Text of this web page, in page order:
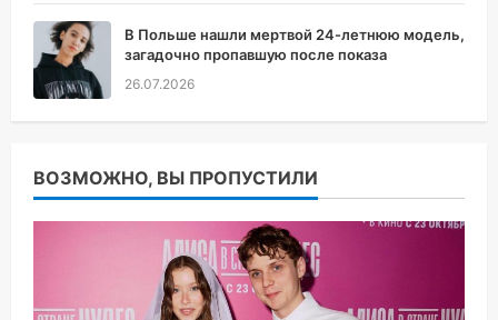
В Польше нашли мертвой 24-летнюю модель,
загадочно пропавшую после показа
26.07.2026
ВОЗМОЖНО, ВЫ ПРОПУСТИЛИ